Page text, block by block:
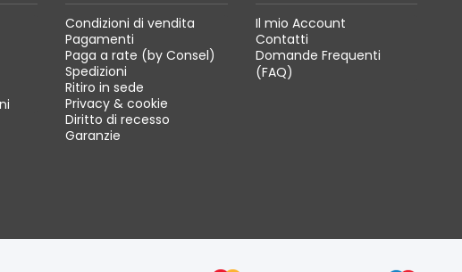
Condizioni di vendita
Pagamenti
Paga a rate (by Consel)
Spedizioni
Ritiro in sede
Privacy & cookie
Diritto di recesso
Garanzie
Il mio Account
Contatti
Domande Frequenti
(FAQ)